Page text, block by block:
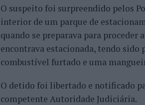
O suspeito foi surpreendido pelos
interior de um parque de
quando se preparava para
encontrava estacionada, tendo
combustível furtado e uma
O detido foi libertado e notificado
competente Autoridade Judiciária.